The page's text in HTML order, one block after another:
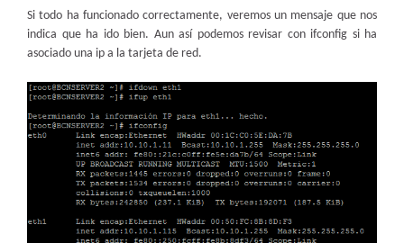
Si todo ha funcionado correctamente, veremos un mensaje que nos
indica que ha ido bien. Aun así podemos revisar con ifconfig si ha
asociado una ip a la tarjeta de red.